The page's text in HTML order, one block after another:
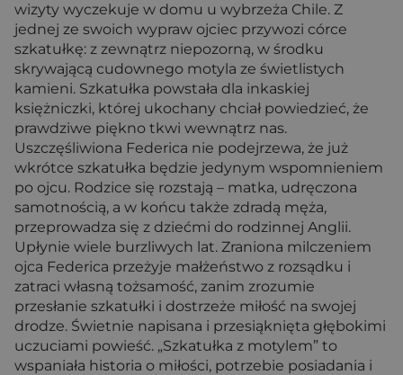
wizyty wyczekuje w domu u wybrzeża Chile. Z
jednej ze swoich wypraw ojciec przywozi córce
szkatułkę: z zewnątrz niepozorną, w środku
skrywającą cudownego motyla ze świetlistych
kamieni. Szkatułka powstała dla inkaskiej
księżniczki, której ukochany chciał powiedzieć, że
prawdziwe piękno tkwi wewnątrz nas.
Uszczęśliwiona Federica nie podejrzewa, że już
wkrótce szkatułka będzie jedynym wspomnieniem
po ojcu. Rodzice się rozstają – matka, udręczona
samotnością, a w końcu także zdradą męża,
przeprowadza się z dziećmi do rodzinnej Anglii.
Upłynie wiele burzliwych lat. Zraniona milczeniem
ojca Federica przeżyje małżeństwo z rozsądku i
zatraci własną tożsamość, zanim zrozumie
przesłanie szkatułki i dostrzeże miłość na swojej
drodze. Świetnie napisana i przesiąknięta głębokimi
uczuciami powieść. „Szkatułka z motylem” to
wspaniała historia o miłości, potrzebie posiadania i